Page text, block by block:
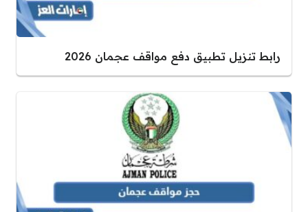
رابط تنزيل تطبيق دفع مواقف عجمان 2026